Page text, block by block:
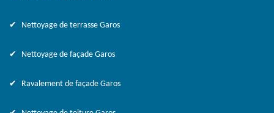
Nettoyage de terrasse Garos
Nettoyage de façade Garos
Ravalement de façade Garos